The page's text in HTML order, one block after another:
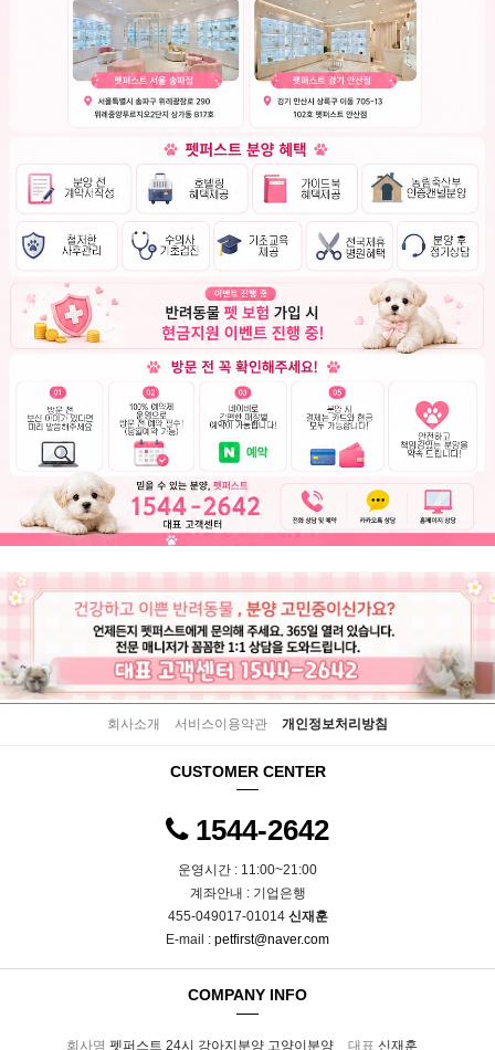
회사소개 서비스이용약관 개인정보처리방침
CUSTOMER CENTER
1544-2642
운영시간 : 11:00~21:00
계좌안내 : 기업은행
455-049017-01014 신재훈
E-mail : petfirst@naver.com
COMPANY INFO
회사명 펫퍼스트 24시 강아지분양 고양이분양 대표 신재훈